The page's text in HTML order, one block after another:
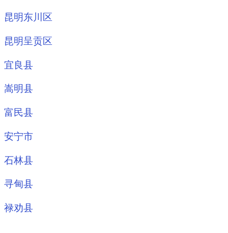
昆明东川区
昆明呈贡区
宜良县
嵩明县
富民县
安宁市
石林县
寻甸县
禄劝县